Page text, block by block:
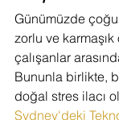
Günümüzde
zorlu ve
çalışanlar
Bununla birlikte,
doğal stres ilacı
Sydney'deki